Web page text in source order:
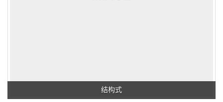
结构式